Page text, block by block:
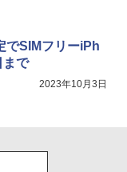
でSIMフリーiPh
で
2023年10月3日